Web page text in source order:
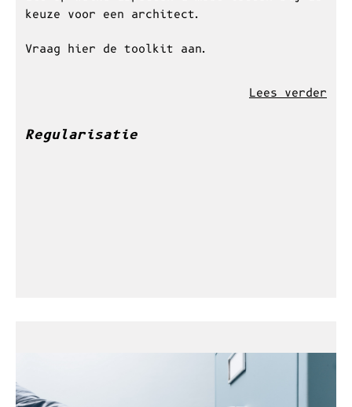
geschikte kandidaat voor die job,
ontwikkelde Architenko de toolkit ‘Vind
een architect’.
In deze toolkit leggen we stap voor stap
uit op welke aspecten u moet letten bij de
keuze voor een architect.
Vraag hier de toolkit aan. Lees verder